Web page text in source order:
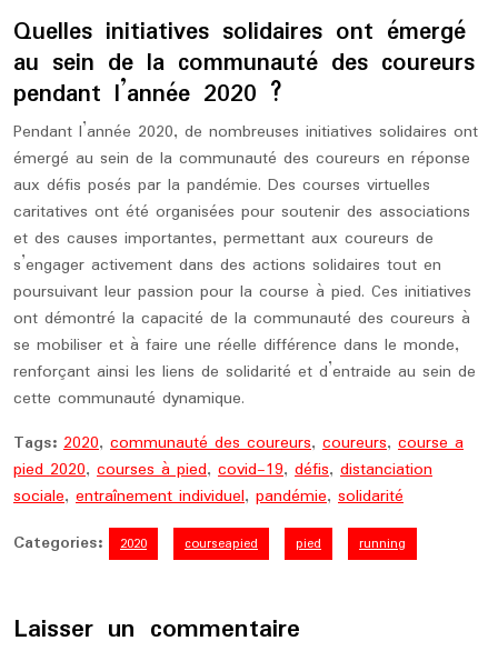
Quelles initiatives solidaires ont émergé
au sein de la communauté des coureurs
pendant l’année 2020 ?
Pendant l’année 2020, de nombreuses initiatives solidaires ont
émergé au sein de la communauté des coureurs en réponse
aux défis posés par la pandémie. Des courses virtuelles
caritatives ont été organisées pour soutenir des associations
et des causes importantes, permettant aux coureurs de
s’engager activement dans des actions solidaires tout en
poursuivant leur passion pour la course à pied. Ces initiatives
ont démontré la capacité de la communauté des coureurs à
se mobiliser et à faire une réelle différence dans le monde,
renforçant ainsi les liens de solidarité et d’entraide au sein de
cette communauté dynamique.
Tags: 2020, communauté des coureurs, coureurs, course a
pied 2020, courses à pied, covid-19, défis, distanciation
sociale, entraînement individuel, pandémie, solidarité
Categories:
2020 courseapied pied running
Laisser un commentaire